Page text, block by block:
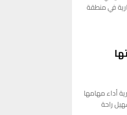
في منطقة
أداء مهامها
راحة